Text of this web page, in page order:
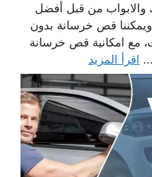
والابواب من قبل أفضل
قص خرسانة بدون
مع امكانية قص خرسانة
اقرأ المزيد